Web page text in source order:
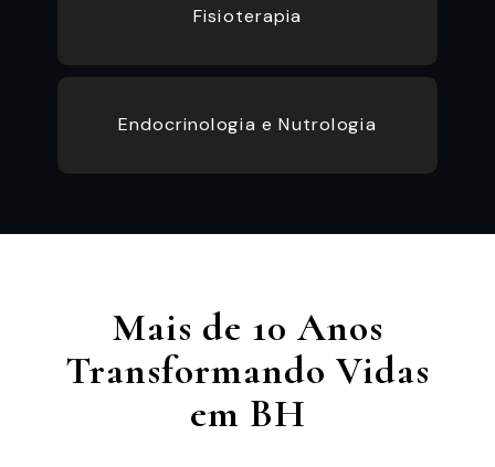
Fisioterapia
Endocrinologia e Nutrologia
Mais de 10 Anos
Transformando Vidas
em BH